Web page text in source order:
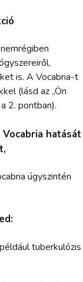
is. A Vocabria-t
(lásd az „Ön
2. pontban).
hatását
úgyszintén
tuberkulózis